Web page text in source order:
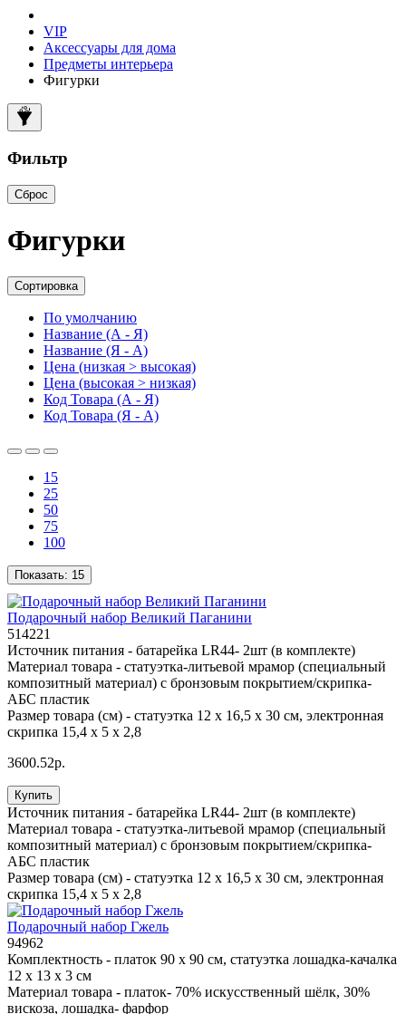
VIP
Аксессуары для дома
Предметы интерьера
Фигурки
Фильтр
Сброс
Фигурки
Сортировка
По умолчанию
Название (А - Я)
Название (Я - А)
Цена (низкая > высокая)
Цена (высокая > низкая)
Код Товара (А - Я)
Код Товара (Я - А)
15
25
50
75
100
Показать: 15
Подарочный набор Великий Паганини
514221
Источник питания - батарейка LR44- 2шт (в комплекте)
Материал товара - статуэтка-литьевой мрамор (специальный
композитный материал) с бронзовым покрытием/скрипка-
АБС пластик
Размер товара (см) - статуэтка 12 х 16,5 х 30 см, электронная
скрипка 15,4 х 5 х 2,8
3600.52р.
Купить
Источник питания - батарейка LR44- 2шт (в комплекте)
Материал товара - статуэтка-литьевой мрамор (специальный
композитный материал) с бронзовым покрытием/скрипка-
АБС пластик
Размер товара (см) - статуэтка 12 х 16,5 х 30 см, электронная
скрипка 15,4 х 5 х 2,8
Подарочный набор Гжель
94962
Комплектность - платок 90 х 90 см, статуэтка лошадка-качалка
12 х 13 х 3 см
Материал товара - платок- 70% искусственный шёлк, 30%
вискоза, лошадка- фарфор